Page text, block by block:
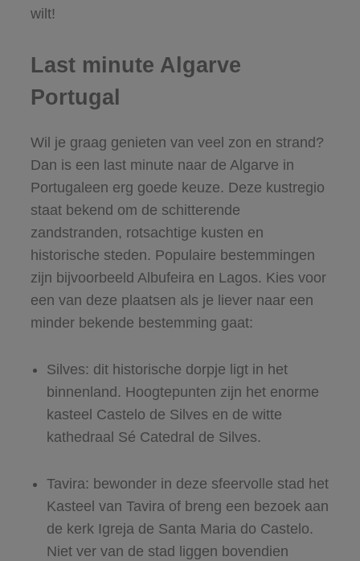
wilt!
Last minute Algarve
Portugal
Wil je graag genieten van veel zon en strand?
Dan is een last minute naar de Algarve in
Portugaleen erg goede keuze. Deze kustregio
staat bekend om de schitterende
zandstranden, rotsachtige kusten en
historische steden. Populaire bestemmingen
zijn bijvoorbeeld Albufeira en Lagos. Kies voor
een van deze plaatsen als je liever naar een
minder bekende bestemming gaat:
Silves: dit historische dorpje ligt in het
binnenland. Hoogtepunten zijn het enorme
kasteel Castelo de Silves en de witte
kathedraal Sé Catedral de Silves.
Tavira: bewonder in deze sfeervolle stad het
Kasteel van Tavira of breng een bezoek aan
de kerk Igreja de Santa Maria do Castelo.
Niet ver van de stad liggen bovendien